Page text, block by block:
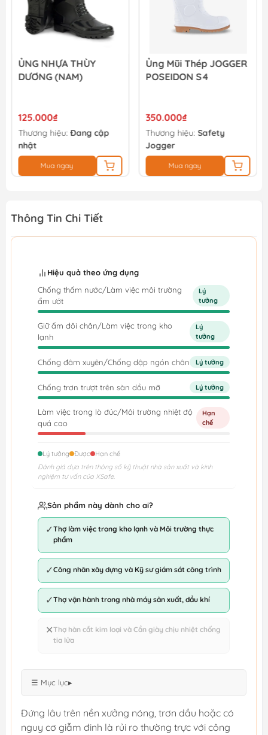
ỦNG NHỰA THÙY
DƯƠNG (NAM)
125.000₫
Thương hiệu: Đang cập
nhật
Mua ngay
Ủng Mũi Thép JOGGER
POSEIDON S4
350.000₫
Thương hiệu:Safety
Jogger
Mua ngay
Thông Tin Chi Tiết
Hiệu quả theo ứng dụng
Chống thấm nước/Làm việc môi trường
ẩm ướt
Lý
tưởng
Giữ ấm đôi chân/Làm việc trong kho
lạnh
Lý
tưởng
Chống đâm xuyên/Chống dập ngón chân Lý tưởng
Chống trơn trượt trên sàn dầu mỡ Lý tưởng
Làm việc trong lò đúc/Môi trường nhiệt độ
quá cao
Hạn
chế
Lý tưởng Được
Hạn chế
Đánh giá dựa trên thông số kỹ thuật nhà sản xuất và kinh
nghiệm tư vấn của XSafe.
Sản phẩm này dành cho ai?
✓Thợ làm việc trong kho lạnh và Môi trường thực
phẩm
✓Công nhân xây dựng và Kỹ sư giám sát công trình
✓Thợ vận hành trong nhà máy sản xuất, dầu khí
✕Thợ hàn cắt kim loại và Cần giày chịu nhiệt chống
tia lửa
☰ Mục lục▸
Đứng lâu trên nền xưởng nóng, trơn dầu hoặc có
nguy cơ giẫm đinh là rủi ro thường trực với công